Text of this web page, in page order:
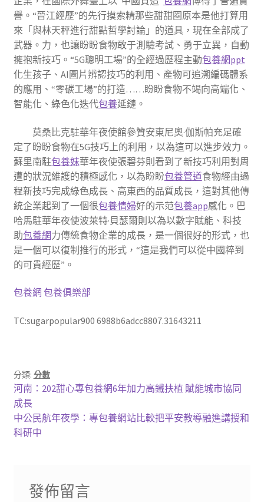
譽。“晉江經歷”的先行摸索精那些甜甜圈原本是他打算用
來「與林天秤進行甜點哲學討論」的道具，現在全部成了
武器。力，也讓盼盼食物敢于測驗考試、勇于立異，自動
擁抱新技巧。“5G聰明工場”的全經過歷程主動包養網ppt
化生孩子、AI圖片辨認技巧的利用、產物可追溯編碼體系
的應用、“零碳工場”的打造……盼盼食物不竭向高端化、
智能化、綠色化迭代包養延鏈。
莫桑比克駐華年夜使館參贊安東尼奧·伽斯帕充足確
定了盼盼食物在5G技巧上的利用，以為這可以進步效力。
蘇里南駐包養妹華年夜使張碧芬則看到了新技巧利用對周
遭的狀況維護的積極感化，以為盼盼包養管道食物經由過
程新技巧完成綠色成長、高東西的品質成長，這對其他傳
統企業起到了一個很包養情婦好的示范包養app感化。巴
哈馬駐華年夜使波萊特·貝瑟爾則以為以數字賦能、科技
助包養網力傳統食物企業的成長，是一個很好的形式，也
是一個可以復制推行的形式，“這是我們可以從中國粹到
的可貴經歷”。
包養網 包養俱樂部
TC:sugarpopular900 6988b6adcc8807.31643211
分類: 分數
文
章
導
上
一
篇
文
河南：202甜心專包養網6年加力高鐵扶植 賦能城市協同
成長
下
一
中公民航年夜學：專包養網站比較把平安教導融進講授和
科研中
發佈留言